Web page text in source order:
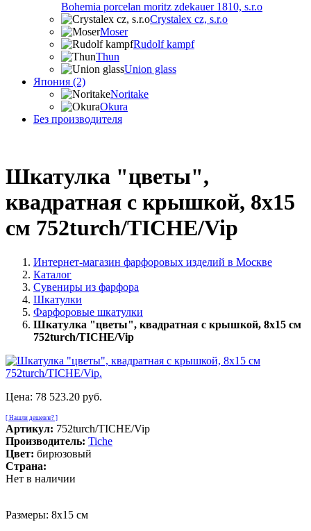
Bohemia porcelan moritz zdekauer 1810, s.r.o
Crystalex cz, s.r.o
Moser
Rudolf kampf
Thun
Union glass
Япония (2)
Noritake
Okura
Без производителя
Шкатулка "цветы",
квадратная с крышкой, 8х15
см 752turch/TICHE/Vip
Интернет-магазин фарфоровых изделий в Москве
Каталог
Сувениры из фарфора
Шкатулки
Фарфоровые шкатулки
Шкатулка "цветы", квадратная с крышкой, 8х15 см
752turch/TICHE/Vip
Цена: 78 523.20 руб.
[ Нашли дешевле? ]
Артикул: 752turch/TICHE/Vip
Производитель: Tiche
Цвет: бирюзовый
Страна:
Нет в наличии
Размеры: 8х15 см